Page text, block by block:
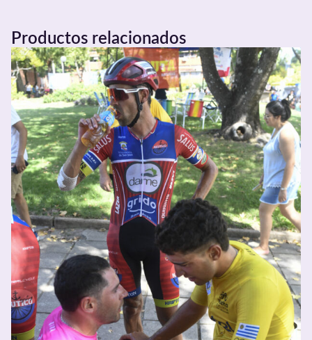
Productos relacionados